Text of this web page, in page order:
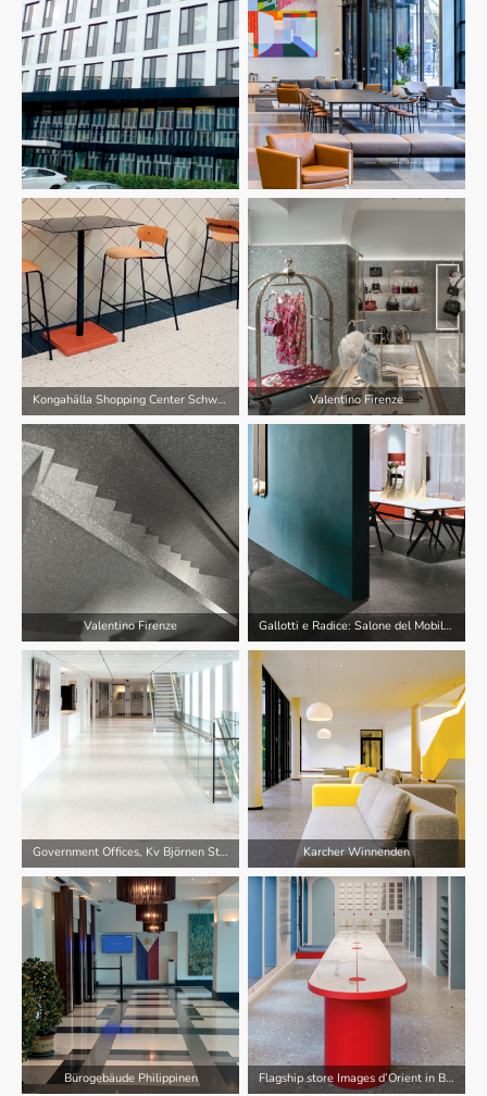
Kongahälla Shopping Center Schweden Valentino Firenze
Valentino Firenze Gallotti e Radice: Salone del Mobile Mailand
Government Offices, Kv Björnen Stockholm Karcher Winnenden
Bürogebäude Philippinen Flagship store Images d’Orient in Beirut